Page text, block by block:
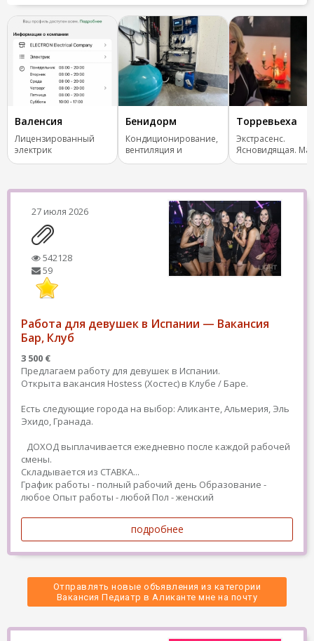
Валенсия
Лицензированный
электрик
Бенидорм
Кондиционирование,
вентиляция и
отопление.
Торревьеха
Экстрасенс.
Ясновидящая.
Испания, все
27 июля 2026
542128
59
Работа для девушек в Испании — Вакансия
Бар, Клуб
3 500 €
Предлагаем работу для девушек в Испании.
Открыта вакансия Hostess (Хостес) в Клубе / Баре.
Есть следующие города на выбор: Аликанте, Альмерия, Эль
Эхидо, Гранада.
ДОХОД выплачивается ежедневно после каждой рабочей
смены.
Складывается из СТАВКА...
График работы - полный рабочий день Образование -
любое Опыт работы - любой Пол - женский
подробнее
Отправлять новые объявления из категории
Вакансия Педиатр в Аликанте мне на почту